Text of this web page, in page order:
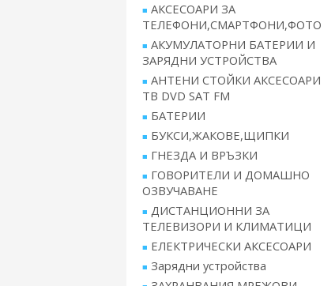
АКСЕСОАРИ ЗА
ТЕЛЕФОНИ,СМАРТФОНИ,ФОТО
АКУМУЛАТОРНИ БАТЕРИИ И
ЗАРЯДНИ УСТРОЙСТВА
АНТЕНИ СТОЙКИ АКСЕСОАРИ
ТВ DVD SAT FM
БАТЕРИИ
БУКСИ,ЖАКОВЕ,ЩИПКИ
ГНЕЗДА И ВРЪЗКИ
ГОВОРИТЕЛИ И ДОМАШНО
ОЗВУЧАВАНЕ
ДИСТАНЦИОННИ ЗА
ТЕЛЕВИЗОРИ И КЛИМАТИЦИ
ЕЛЕКТРИЧЕСКИ АКСЕСОАРИ
Зарядни устройства